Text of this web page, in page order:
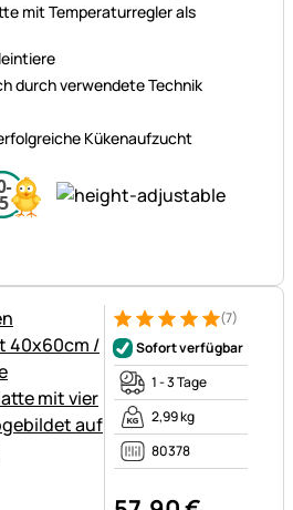
mit Temperaturregler als
durch verwendete Technik
Kükenaufzucht
Bewertung: 5 von 5 (7
7 Bewertungen
(7)
Sofort verfügbar
1 - 3 Tage
2,99 kg
80378